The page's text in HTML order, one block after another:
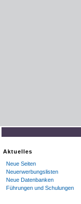
Aktuelles
Neue Seiten
Neuerwerbungslisten
Neue Datenbanken
Führungen und Schulungen